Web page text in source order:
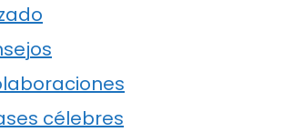
célebres